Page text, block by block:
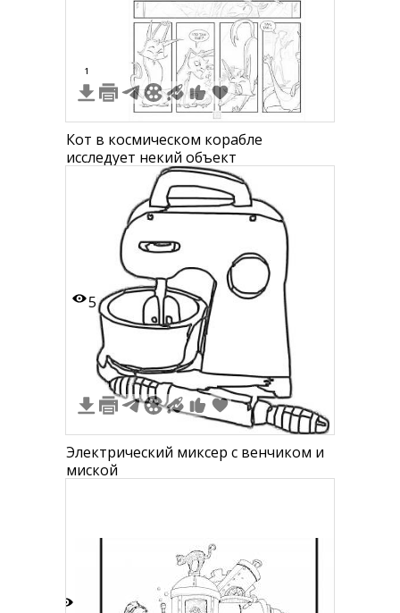
1
Кот в космическом корабле
исследует некий объект
5
1
Электрический миксер с венчиком и
миской